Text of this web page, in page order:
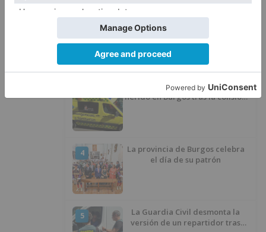
Villatoro da el primer paso para
dejar atrás su aislamiento con el
inicio de la senda peatonal y
Un hombre de 80 años resulta
herido en Burgos tras la colisión
4
La provincia de Burgos celebra
el día de su patrón
5
La Guardia Civil desmonta la
versión de un repartidor tras